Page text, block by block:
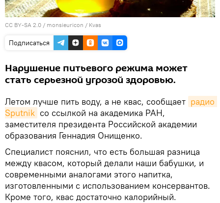
CC BY-SA 2.0 / monsieuricon / Kvas
Подписаться
Нарушение питьевого режима может
стать серьезной угрозой здоровью.
Летом лучше пить воду, а не квас, сообщает радио
Sputnik со ссылкой на академика РАН,
заместителя президента Российской академии
образования Геннадия Онищенко.
Специалист пояснил, что есть большая разница
между квасом, который делали наши бабушки, и
современными аналогами этого напитка,
изготовленными с использованием консервантов.
Кроме того, квас достаточно калорийный.